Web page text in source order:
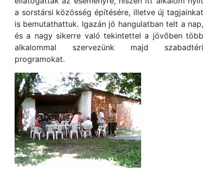
a sorstársi közösség építésére, illetve új tagjainkat
is bemutathattuk. Igazán jó hangulatban telt a nap,
és a nagy sikerre való tekintettel a jövőben több
alkalommal szervezünk majd szabadtéri
programokat.